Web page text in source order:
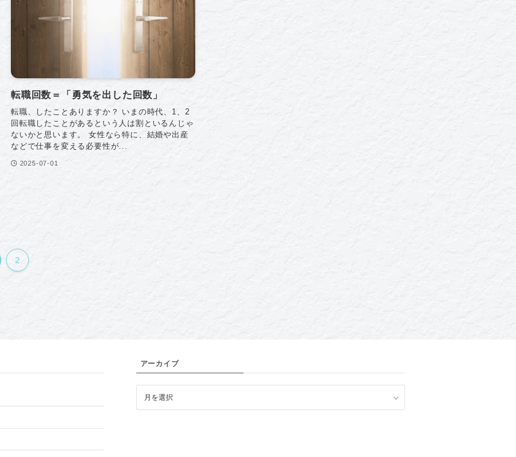
転職回数＝「勇気を出した回数」
転職、したことありますか？ いまの時代、1、2
回転職したことがあるという人は割といるんじゃ
ないかと思います。 女性なら特に、結婚や出産
などで仕事を変える必要性が...
2025-07-01
2
アーカイブ
カ